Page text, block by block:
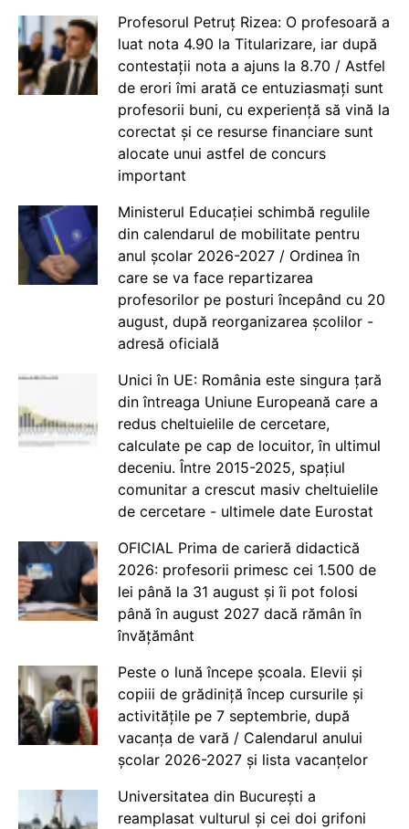
Profesorul Petruț Rizea: O profesoară a
luat nota 4.90 la Titularizare, iar după
contestații nota a ajuns la 8.70 / Astfel
de erori îmi arată ce entuziasmați sunt
profesorii buni, cu experiență să vină la
corectat și ce resurse financiare sunt
alocate unui astfel de concurs
important
Ministerul Educației schimbă regulile
din calendarul de mobilitate pentru
anul școlar 2026-2027 / Ordinea în
care se va face repartizarea
profesorilor pe posturi începând cu 20
august, după reorganizarea școlilor -
adresă oficială
Unici în UE: România este singura țară
din întreaga Uniune Europeană care a
redus cheltuielile de cercetare,
calculate pe cap de locuitor, în ultimul
deceniu. Între 2015-2025, spațiul
comunitar a crescut masiv cheltuielile
de cercetare - ultimele date Eurostat
OFICIAL Prima de carieră didactică
2026: profesorii primesc cei 1.500 de
lei până la 31 august și îi pot folosi
până în august 2027 dacă rămân în
învățământ
Peste o lună începe școala. Elevii și
copiii de grădiniță încep cursurile și
activitățile pe 7 septembrie, după
vacanța de vară / Calendarul anului
școlar 2026-2027 și lista vacanțelor
Universitatea din București a
reamplasat vulturul și cei doi grifoni